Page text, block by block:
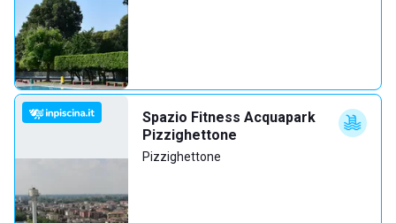
Spazio Fitness Acquapark
Pizzighettone
Pizzighettone